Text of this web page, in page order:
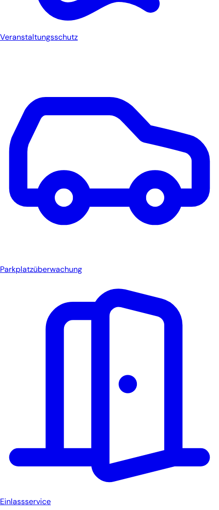
Veranstaltungsschutz
Parkplatzüberwachung
Einlassservice